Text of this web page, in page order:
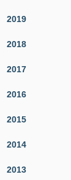
2019
2018
2017
2016
2015
2014
2013